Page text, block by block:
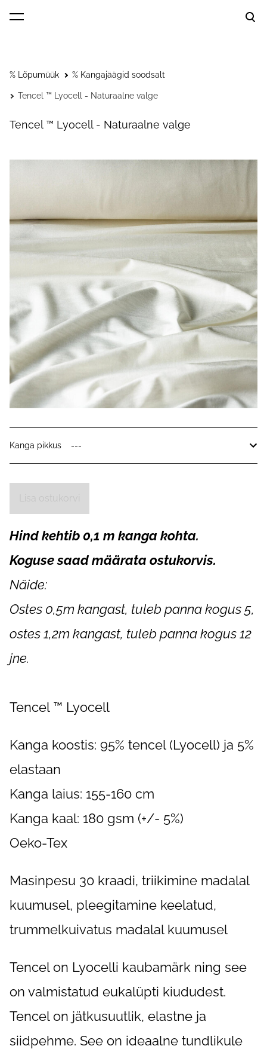
lisati ostukorvi.
% Lõpumüük % Kangajäägid soodsalt
Tencel ™ Lyocell - Naturaalne valge
Tencel ™ Lyocell - Naturaalne valge
Kanga pikkus
Hind kehtib 0,1 m kanga kohta.
Koguse saad määrata ostukorvis.
Näide:
Ostes 0,5m kangast, tuleb panna kogus 5,
ostes 1,2m kangast, tuleb panna kogus 12
jne.
Tencel ™ Lyocell
Kanga koostis: 95% tencel (Lyocell) ja 5%
elastaan
Kanga laius: 155-160 cm
Kanga kaal: 180 gsm (+/- 5%)
Oeko-Tex
Masinpesu 30 kraadi, triikimine madalal
kuumusel, pleegitamine keelatud,
trummelkuivatus madalal kuumusel
Tencel on Lyocelli kaubamärk ning see
on valmistatud eukalüpti kiududest.
Tencel on jätkusuutlik, elastne ja
siidpehme. See on ideaalne tundlikule